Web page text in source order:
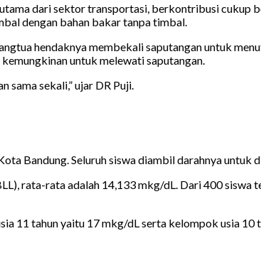
dari sektor transportasi, berkontribusi cukup
dengan bahan bakar tanpa timbal.
hendaknya membekali saputangan untuk
untuk melewati saputangan.
sama sekali,” ujar DR Puji.
Bandung. Seluruh siswa diambil darahnya untuk
rata-rata adalah 14,133 mkg/dL. Dari 400
11 tahun yaitu 17 mkg/dL serta kelompok usia